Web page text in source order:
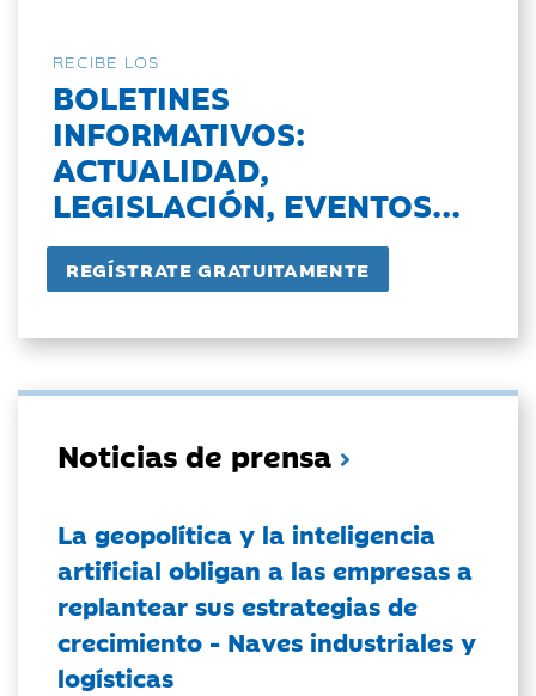
RECIBE LOS
BOLETINES
INFORMATIVOS:
ACTUALIDAD,
LEGISLACIÓN, EVENTOS...
Noticias de prensa
La geopolítica y la inteligencia
artificial obligan a las empresas a
replantear sus estrategias de
crecimiento - Naves industriales y
logísticas